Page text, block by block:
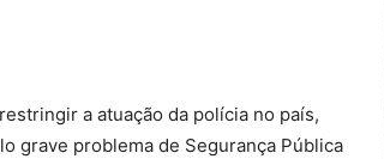
a atuação da polícia no país,
grave problema de Segurança Pública